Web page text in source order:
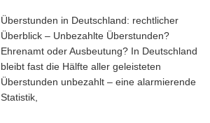
Überstunden in Deutschland: rechtlicher
Überblick – Unbezahlte Überstunden?
Ehrenamt oder Ausbeutung? In Deutschland
bleibt fast die Hälfte aller geleisteten
Überstunden unbezahlt – eine alarmierende
Statistik,